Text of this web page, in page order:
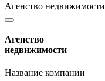
Агенство недвижимости
Агенство
недвижимости
Название компании